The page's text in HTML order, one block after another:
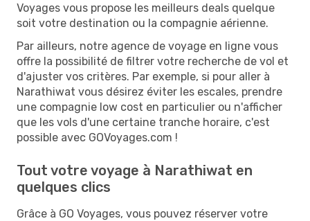
Voyages vous propose les meilleurs deals quelque
soit votre destination ou la compagnie aérienne.
Par ailleurs, notre agence de voyage en ligne vous
offre la possibilité de filtrer votre recherche de vol et
d'ajuster vos critères. Par exemple, si pour aller à
Narathiwat vous désirez éviter les escales, prendre
une compagnie low cost en particulier ou n'afficher
que les vols d'une certaine tranche horaire, c'est
possible avec GOVoyages.com !
Tout votre voyage à Narathiwat en
quelques clics
Grâce à GO Voyages, vous pouvez réserver votre